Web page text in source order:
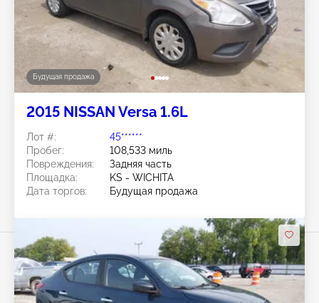
Будущая продажа
2015 NISSAN Versa 1.6L
Лот #:
45******
Пробег:
108,533 миль
Повреждения:
Задняя часть
Площадка:
KS - WICHITA
Дата торгов:
Будущая продажа